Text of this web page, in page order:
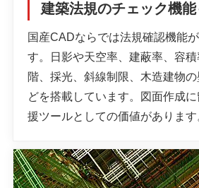
建築法規のチェック機
国産CADならでは法規確認機能
す。日影や天空率、建蔽率、容
階、採光、斜線制限、木造建物
どを搭載しています。図面作成
援ツールとしての価値があります